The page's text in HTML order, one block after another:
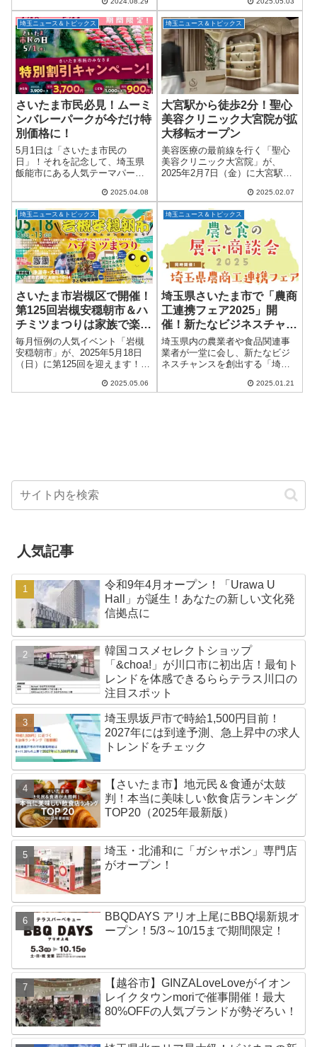
の西側を蓮田方面に向けて2車...
国・155万人以上が参加した世界
規模のチ...
埼玉ニュース＆トピックス
さいたま市民必見！ムーミ
ンバレーパークが今だけ特
別価格に！
5月1日は「さいたま市民の
日」！それを記念して、埼玉県
飯能市にある人気テーマパーク
は、さいたま市民限定の特別割
引キャンペーンが実施されま
す。4月19日～5月11日限定！前
売りチケットがお得に...
2025.04.08
埼玉ニュース＆トピックス
大宮駅から徒歩2分！聖心
美容クリニック大宮院が拡
大移転オープン
美容医療の最前線を行く「聖心
美容クリニック大宮院」が、
2025年2月7日（金）に大宮駅近
の移転により、アクセスの良さ
はもちろん、広々とした心地よ
い空間が実現され、さらに質の
高い美容医療が提...
2025.02.07
埼玉ニュース＆トピックス
さいたま市岩槻区で開催！
第125回岩槻安穏朝市＆ハ
チミツまつりは家族で楽し
める年に一度のお楽しみイ
ベント！
毎月恒例の人気イベント「岩槻
安穏朝市」が、2025年5月18日
（日）に第125回を迎えます！今
つり」も同時開催される特別
2025.05.06
埼玉ニュース＆トピックス
埼玉県さいたま市で「農商
工連携フェア2025」開
催！新たなビジネスチャン
スを掴む場へ
埼玉県内の農業者や食品関連事
業者が一堂に会し、新たなビジ
ネスチャンスを創出する「埼玉
年2月5日（水）にさいたまスー
2025.01.21
人気記事
令和9年4月オープン！「Urawa U
Hall」が誕生！あなたの新しい文化発
信拠点に
韓国コスメセレクトショップ
「&choa!」が川口市に初出店！最旬ト
レンドを体感できるららテラス川口の
注目スポット
埼玉県坂戸市で時給1,500円目前！
2027年には到達予測、急上昇中の求人
トレンドをチェック
【さいたま市】地元民＆食通が太鼓
判！本当に美味しい飲食店ランキング
TOP20（2025年最新版）
埼玉・北浦和に「ガシャポン」専門店
がオープン！
BBQDAYS アリオ上尾にBBQ場新規オ
ープン！5/3～10/15まで期間限定！
【越谷市】GINZALoveLoveがイオン
レイクタウンmoriで催事開催！最大
80%OFFの人気ブランドが勢ぞろい！